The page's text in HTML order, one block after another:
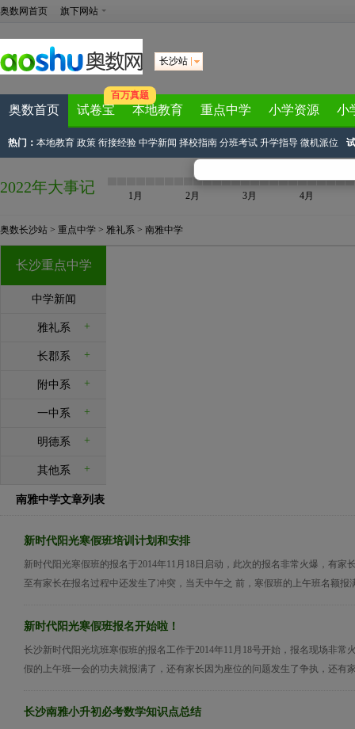
奥数网首页 旗下网站
长沙站
奥数首页 试卷宝
百万真题
本地教育 重点中学 小学资源 小
热门： 本地教育 政策 衔接经验 中学新闻 择校指南 分班考试 升学指导 微机派位
2022年大事记 1月 2月 3月 4月
奥数长沙站 > 重点中学 > 雅礼系 > 南雅中学
长沙重点中学
中学新闻
雅礼系 +
长郡系 +
附中系 +
一中系 +
明德系 +
其他系 +
南雅中学文章列表
新时代阳光寒假班培训计划和安排
新时代阳光寒假班的报名于2014年11月18日启动，此次的报名非常火爆，有家
至有家长在报名过程中还发生了冲突，当天中午之 前，寒假班的上午班名额报
新时代阳光寒假班报名开始啦！
长沙新时代阳光坑班寒假班的报名工作于2014年11月18号开始，报名现场非常
假的上午班一会的功夫就报满了，还有家长因为座位的问题发生了争执，还有
长沙南雅小升初必考数学知识点总结